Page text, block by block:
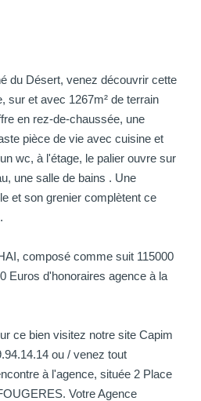
du Désert, venez découvrir cette
sur et avec 1267m² de terrain
en rez-de-chaussée, une
pièce de vie avec cuisine et
wc, à l'étage, le palier ouvre sur
une salle de bains . Une
et son grenier complètent ce
composé comme suit 115000
Euros d'honoraires agence à la
ce bien visitez notre site Capim
ou / venez tout
à l'agence, située 2 Place
Votre Agence